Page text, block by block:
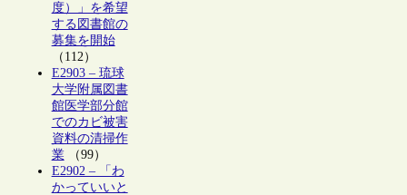
度）」を希望
する図書館の
募集を開始
（112）
E2903 – 琉球
大学附属図書
館医学部分館
でのカビ被害
資料の清掃作
業（99）
E2902 – 「わ
かっていいと